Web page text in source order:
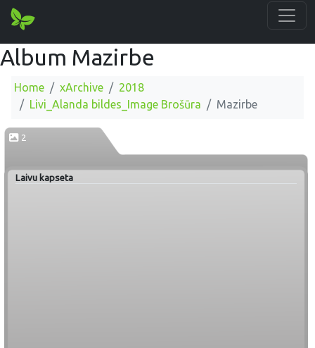
Album Mazirbe
Home xArchive
2018
Livi_Alanda bildes_Image Brošūra
Mazirbe
2
Laivu kapseta